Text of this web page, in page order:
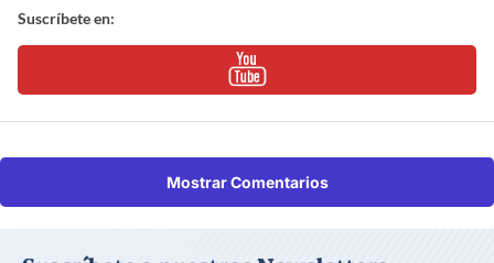
Suscríbete en:
Mostrar Comentarios